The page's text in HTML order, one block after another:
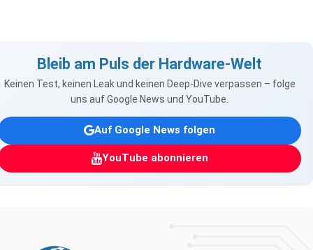
Bleib am Puls der Hardware-Welt
Keinen Test, keinen Leak und keinen Deep-Dive verpassen – folge
uns auf Google News und YouTube.
Auf Google News folgen
YouTube abonnieren